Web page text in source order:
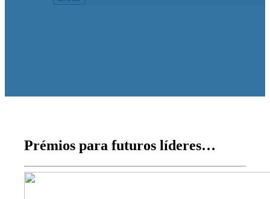
Prémios para futuros líderes…